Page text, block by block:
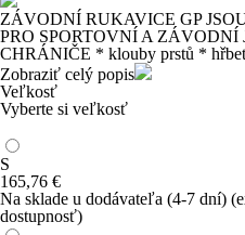
ZÁVODNÍ RUKAVICE GP
PRO SPORTOVNÍ A ZÁVODNÍ
CHRÁNIČE * klouby prstů *
Zobraziť celý popis
Veľkosť
Vyberte si veľkosť
S
165,76 €
Na sklade u dodávateľa (4-7 dní)
dostupnosť)